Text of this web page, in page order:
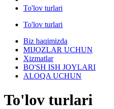
To'lov turlari
To'lov turlari
Biz haqimizda
MIJOZLAR UCHUN
Xizmatlar
BO'SH ISH JOYLARI
ALOQA UCHUN
To'lov turlari